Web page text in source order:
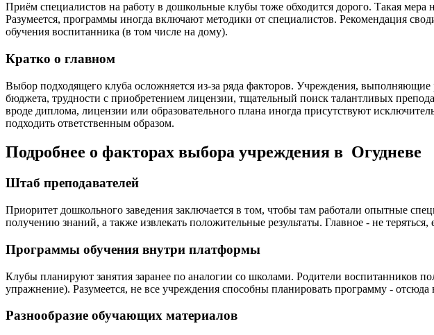
Приём специалистов на работу в дошкольные клубы тоже обходится дорого. Такая
Разумеется, программы иногда включают методики от специалистов. Рекомендация
обучения воспитанника (в том числе на дому).
Кратко о главном
Выбор подходящего клуба осложняется из-за ряда факторов. Учреждения,
бюджета, трудности с приобретением лицензии, тщательный поиск талантливых
вроде диплома, лицензии или образовательного плана иногда присутствуют
подходить ответственным образом.
Подробнее о факторах выбора учреждения в Огудневе
Штаб преподавателей
Приоритет дошкольного заведения заключается в том, чтобы там работали опытные
получению знаний, а также извлекать положительные результаты. Главное - не
Программы обучения внутри платформы
Клубы планируют занятия заранее по аналогии со школами. Родители воспитанников
упражнение). Разумеется, не все учреждения способны планировать программу - отсюда
Разнообразие обучающих материалов